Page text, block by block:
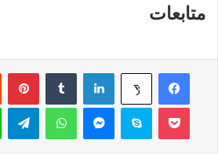
متابعات
فيسبوك ‫X لينكدإن
سكايب واتساب